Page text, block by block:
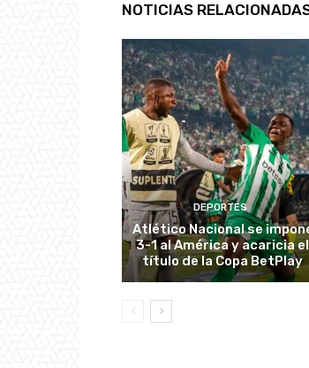
NOTICIAS
DEPORTES
Atlético Nacional se
3-1 al América y acaricia el
título de la Copa BetPlay